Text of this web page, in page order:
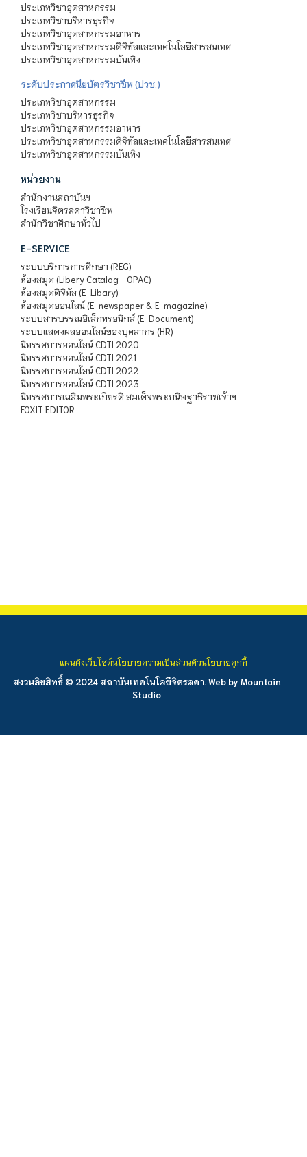
ประเภทวิชาอุตสาหกรรม
ประเภทวิชาบริหารธุรกิจ
ประเภทวิชาอุตสาหกรรมอาหาร
ประเภทวิชาอุตสาหกรรมดิจิทัลและเทคโนโลยีสารสนเทศ
ประเภทวิชาอุตสาหกรรมบันเทิง
ระดับประกาศนียบัตรวิชาชีพ (ปวช.)
ประเภทวิชาอุตสาหกรรม
ประเภทวิชาบริหารธุรกิจ
ประเภทวิชาอุตสาหกรรมอาหาร
ประเภทวิชาอุตสาหกรรมดิจิทัลและเทคโนโลยีสารสนเทศ
ประเภทวิชาอุตสาหกรรมบันเทิง
หน่วยงาน
สำนักงานสถาบันฯ
โรงเรียนจิตรลดาวิชาชีพ
สำนักวิชาศึกษาทั่วไป
E-SERVICE
ระบบบริการการศึกษา (REG)
ห้องสมุด (Libery Catalog - OPAC)
ห้องสมุดดิจิทัล (E-Libary)
ห้องสมุดออนไลน์ (E-newspaper & E-magazine)
ระบบสารบรรณอิเล็กทรอนิกส์ (E-Document)
ระบบแสดงผลออนไลน์ของบุคลากร (HR)
นิทรรศการออนไลน์ CDTI 2020
นิทรรศการออนไลน์ CDTI 2021
นิทรรศการออนไลน์ CDTI 2022
นิทรรศการออนไลน์ CDTI 2023
นิทรรศการเฉลิมพระเกียรติ สมเด็จพระกนิษฐาธิราชเจ้าฯ
FOXIT EDITOR
สงวนลิขสิทธิ์ © 2024 สถาบันเทคโนโลยีจิตรลดา. Web by Mountain
Studio
แผนผังเว็บไซต์นโยบายความเป็นส่วนตัวนโยบายคุกกี้